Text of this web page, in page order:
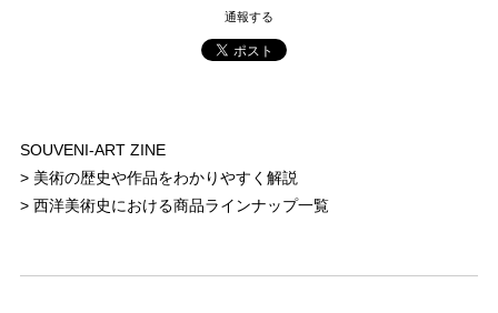
通報する
SOUVENI-ART ZINE
> 美術の歴史や作品をわかりやすく解説
> 西洋美術史における商品ラインナップ一覧